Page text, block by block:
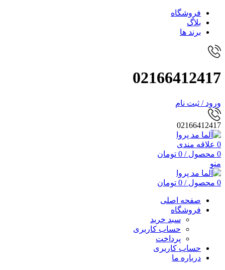
فروشگاه
بلاگ
برند ها
02166412417
ورود / ثبت نام
02166412417
0 علاقه مندی
0 محصول /
0 تومان
منو
0 محصول /
0 تومان
صفحه اصلی
فروشگاه
سبد خرید
حساب کاربری
پرداخت
حساب کاربری
درباره ما